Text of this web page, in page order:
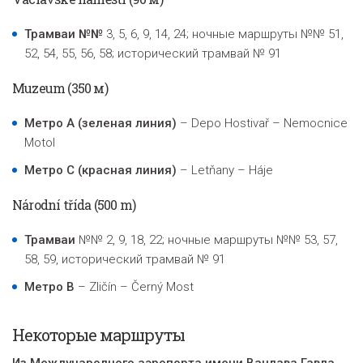
Трамваи №№ 3, 5, 6, 9, 14, 24; ночные маршруты №№ 51,
52, 54, 55, 56, 58; исторический трамвай № 91
Muzeum(350 м)
Метро A (зеленая линия) – Depo Hostivař – Nemocnice
Motol
Метро C (красная линия) – Letňany – Háje
Národní třída (500 m)
Трамваи №№ 2, 9, 18, 22; ночные маршруты №№ 53, 57,
58, 59, исторический трамвай № 91
Метро B – Zličín – Černý Most
Некоторые маршруты